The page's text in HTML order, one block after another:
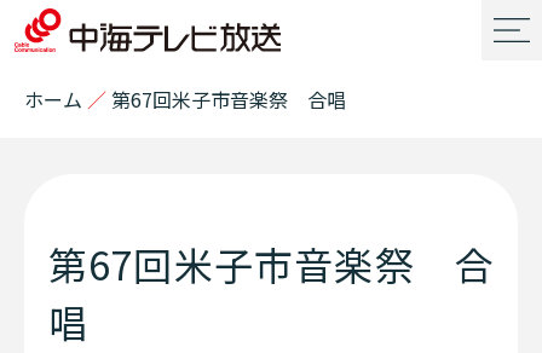
ホーム ／第67回米子市音楽祭 合唱
第67回米子市音楽祭 合
唱